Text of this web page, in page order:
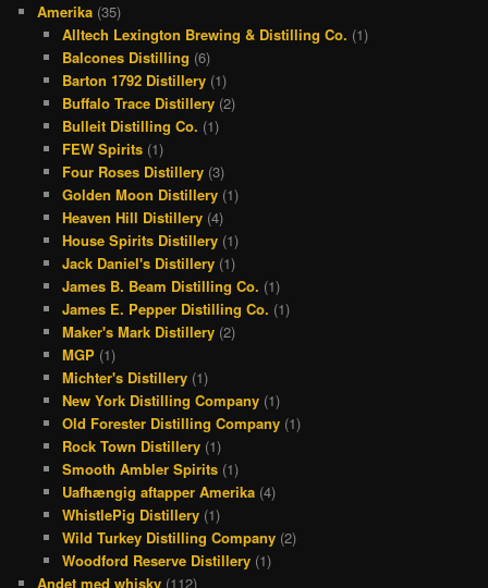
e
b
o
o
k
e
a
d
s
a
g
r
a
m
e
r
e
t
Amerika (35)
Alltech Lexington Brewing & Distilling Co. (1)
Balcones Distilling (6)
Barton 1792 Distillery(1)
Buffalo Trace Distillery(2)
Bulleit Distilling Co. (1)
FEW Spirits(1)
Four Roses Distillery(3)
Golden Moon Distillery(1)
Heaven Hill Distillery(4)
House Spirits Distillery(1)
Jack Daniel's Distillery(1)
James B. Beam Distilling Co. (1)
James E. Pepper Distilling Co. (1)
Maker's Mark Distillery(2)
MGP(1)
Michter's Distillery(1)
New York Distilling Company(1)
Old Forester Distilling Company(1)
Rock Town Distillery(1)
Smooth Ambler Spirits(1)
Uafhængig aftapper Amerika(4)
WhistlePig Distillery(1)
Wild Turkey Distilling Company(2)
Woodford Reserve Distillery(1)
Andet med whisky (112)